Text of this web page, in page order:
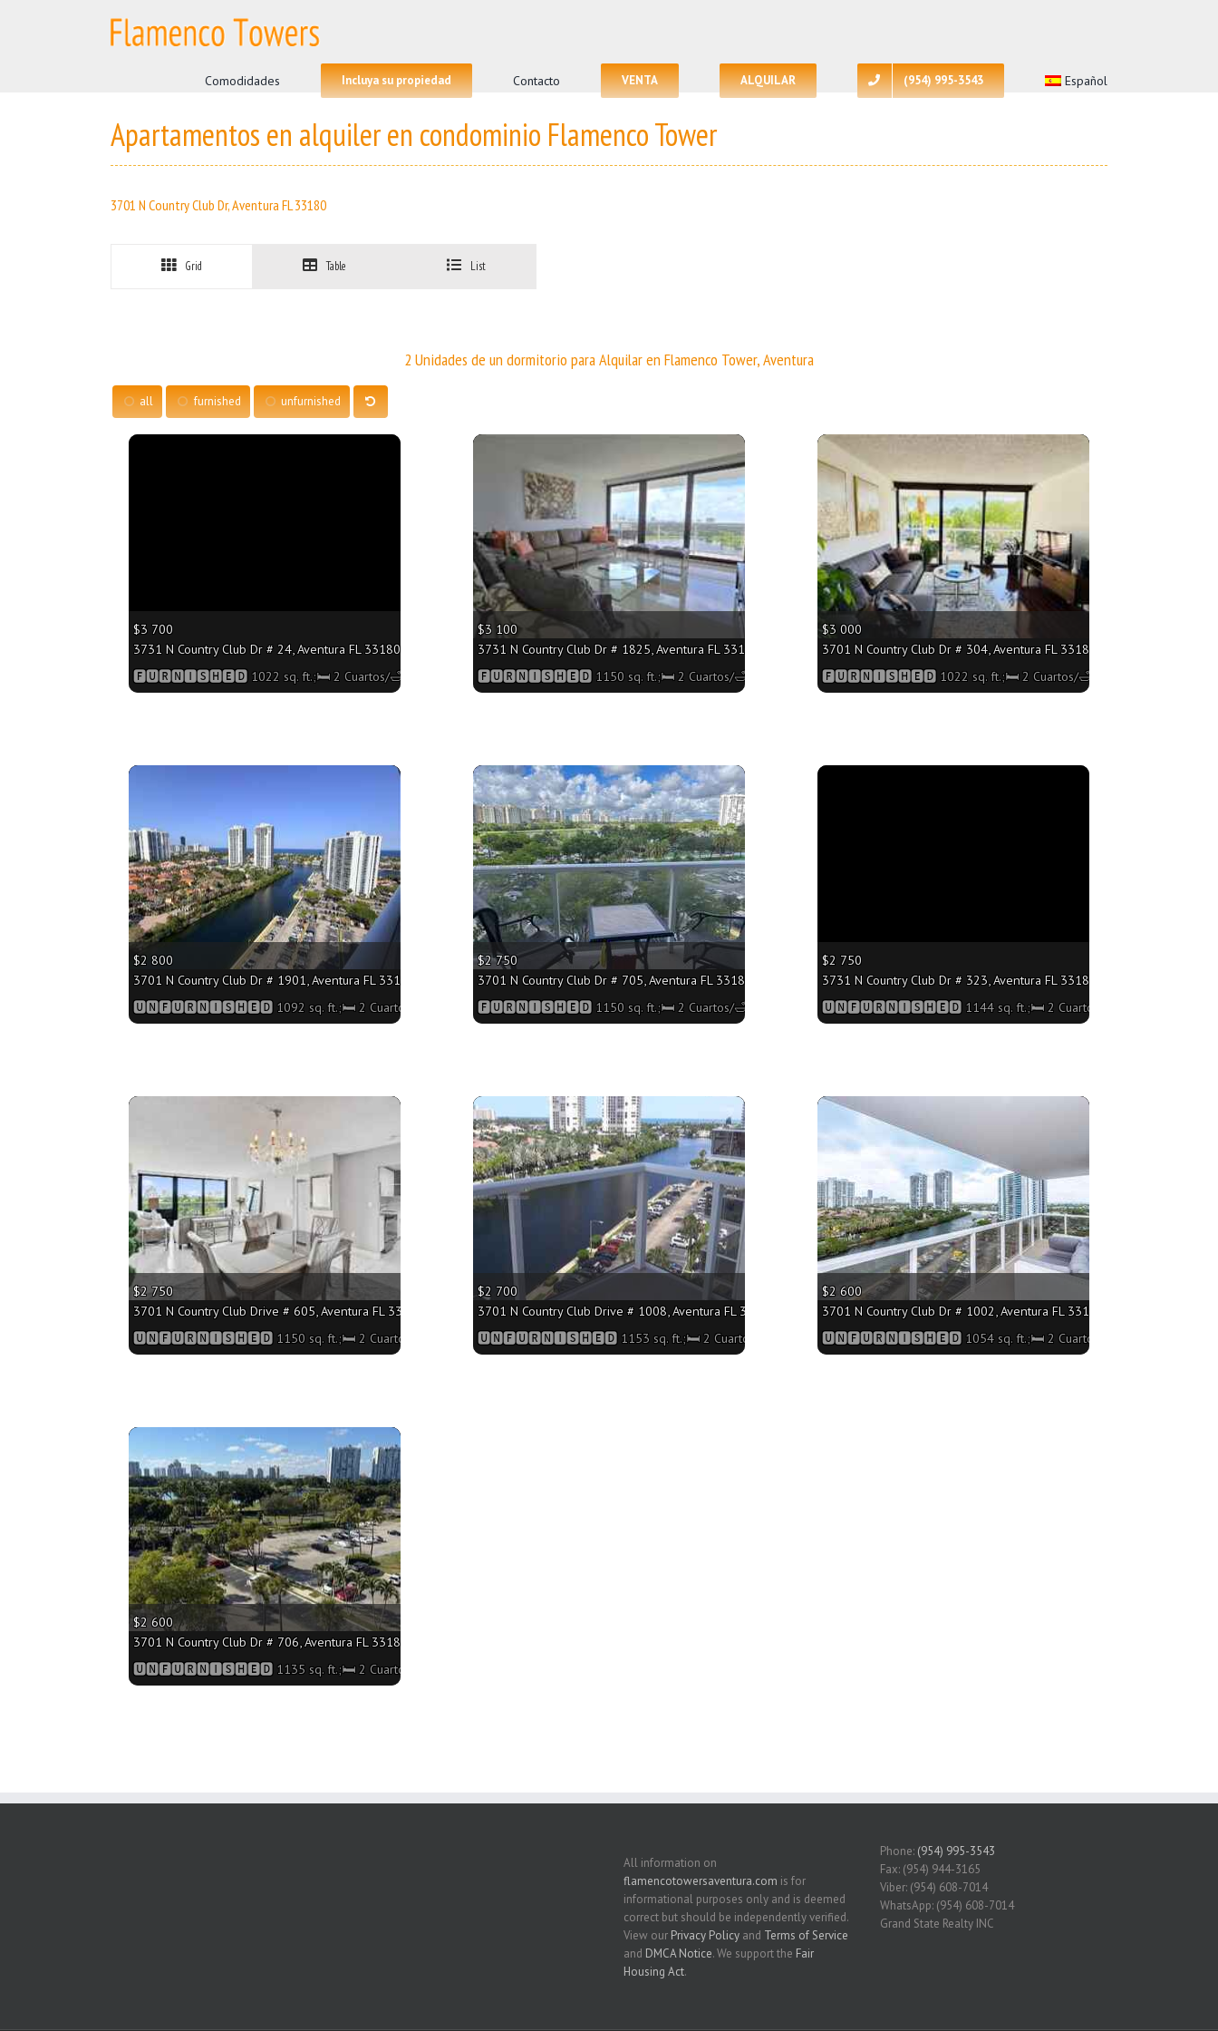
Search
Comodidades Incluya su propiedad Contacto VENTA ALQUILAR (954) 995-3543 Español
Apartamentos en alquiler en condominio Flamenco Tower
3701 N Country Club Dr, Aventura FL 33180
Grid Table List
2 Unidades de un dormitorio para Alquilar en Flamenco Tower, Aventura
all furnished unfurnished
$3 700
3731 N Country Club Dr # 24, Aventura FL 33180 - 1022 sq. ft.;🛏 2 Cuartos/🛁2 Baños
🅵🆄🆁🅽🅸🆂🅷🅴🅳 1022 sq. ft.;🛏 2 Cuartos/🛁2 Baños
$3 100
3731 N Country Club Dr # 1825, Aventura FL 33180 - 1150 sq. ft.;🛏 2 Cuartos/🛁2 Baños
🅵🆄🆁🅽🅸🆂🅷🅴🅳 1150 sq. ft.;🛏 2 Cuartos/🛁2 Baños
$3 000
3701 N Country Club Dr # 304, Aventura FL 33180 - 1022 sq. ft.;🛏 2
🅵🆄🆁🅽🅸🆂🅷🅴🅳 1022 sq. ft.;🛏 2 Cuartos/🛁2 Baños
More
$2 800
3701 N Country Club Dr # 1901, Aventura FL 33180 - 1092 sq. ft.;🛏 2 Cuartos/🛁2 Baños
🆄🅽🅵🆄🆁🅽🅸🆂🅷🅴🅳 1092 sq. ft.;🛏 2 Cuartos/🛁2 Baños
$2 750
3701 N Country Club Dr # 705, Aventura FL 33180 - 1150 sq. ft.;🛏 2 Cuartos/🛁2 Baños
🅵🆄🆁🅽🅸🆂🅷🅴🅳 1150 sq. ft.;🛏 2 Cuartos/🛁2 Baños
More
$2 750
3731 N Country Club Dr # 323, Aventura FL 33180 - 1144 sq. ft.;🛏 2
🆄🅽🅵🆄🆁🅽🅸🆂🅷🅴🅳 1144 sq. ft.;🛏 2 Cuartos/🛁2 Baños
$2 750
3701 N Country Club Drive # 605, Aventura FL 33180 - 1150 sq. ft.;🛏 2 Cuartos/🛁2 Baños
🆄🅽🅵🆄🆁🅽🅸🆂🅷🅴🅳 1150 sq. ft.;🛏 2 Cuartos/🛁2 Baños
$2 700
3701 N Country Club Drive # 1008, Aventura FL 33180 - 1153 sq. ft.;🛏 2 Cuartos/🛁2 Baños
🆄🅽🅵🆄🆁🅽🅸🆂🅷🅴🅳 1153 sq. ft.;🛏 2 Cuartos/🛁2 Baños
More
$2 600
3701 N Country Club Dr # 1002, Aventura FL 33180 - 1054 sq. ft.;🛏 2
🆄🅽🅵🆄🆁🅽🅸🆂🅷🅴🅳 1054 sq. ft.;🛏 2 Cuartos/🛁2 Baños
More
$2 600
3701 N Country Club Dr # 706, Aventura FL 33180 - 1135 sq. ft.;🛏 2 Cuartos/🛁2 Baños
🆄🅽🅵🆄🆁🅽🅸🆂🅷🅴🅳 1135 sq. ft.;🛏 2 Cuartos/🛁2 Baños
More
All information on
flamencotowersaventura.com is for
informational purposes only and is deemed
correct but should be independently verified.
View our Privacy Policy and Terms of Service
and DMCA Notice. We support the Fair
Housing Act.
Phone: (954) 995-3543
Fax: (954) 944-3165
Viber: (954) 608-7014
WhatsApp: (954) 608-7014
Grand State Realty INC